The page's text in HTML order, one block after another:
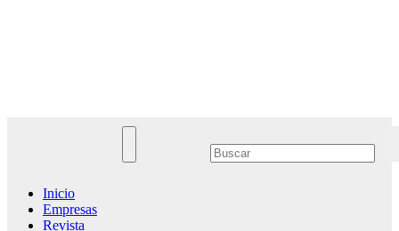
Inicio
Empresas
Revista